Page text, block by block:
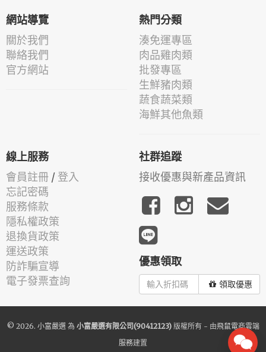
網站導覽
關於我們
聯絡我們
官方網站
熱門分類
湊免運專區
肉品雞肉類
批發專區
生鮮豬肉類
蔬食蔬菜類
海鮮其他魚類
線上服務
會員註冊 / 登入
忘記密碼
服務條款
隱私權政策
退換貨政策
運送政策
防詐騙宣導
電子發票查詢
社群追蹤
接收優惠與新產品資訊
優惠領取
領取優惠
© 2026. 小富嚴選為 小富嚴選有限公司(90412123)版權所有 - 由飛鼠電商雲端
服務建置